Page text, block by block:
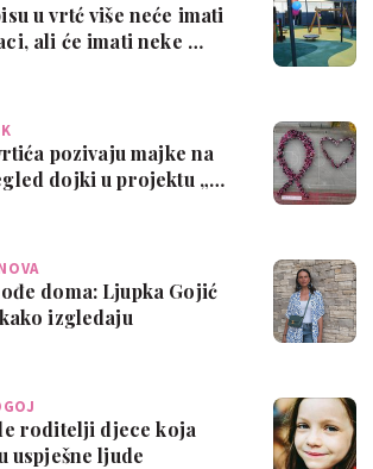
u vrtć više neće imati
ali će imati neke …
pozivaju majke na
dojki u projektu „…
doma: Ljupka Gojić
izgledaju
roditelji djece koja
uspješne ljude